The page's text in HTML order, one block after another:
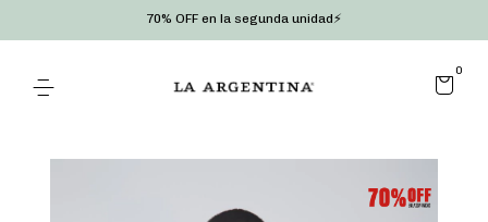
70% OFF en la segunda unidad⚡
0